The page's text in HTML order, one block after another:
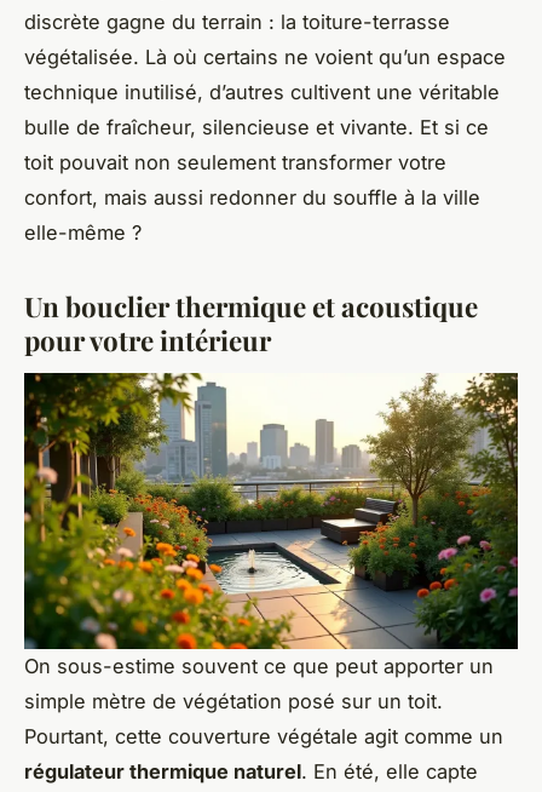
discrète gagne du terrain : la toiture-terrasse
végétalisée. Là où certains ne voient qu’un espace
technique inutilisé, d’autres cultivent une véritable
bulle de fraîcheur, silencieuse et vivante. Et si ce
toit pouvait non seulement transformer votre
confort, mais aussi redonner du souffle à la ville
elle-même ?
Un bouclier thermique et acoustique
pour votre intérieur
On sous-estime souvent ce que peut apporter un
simple mètre de végétation posé sur un toit.
Pourtant, cette couverture végétale agit comme un
régulateur thermique naturel. En été, elle capte